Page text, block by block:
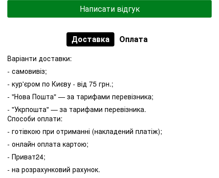
Написати відгук
Доставка Оплата
Варіанти доставки:
- самовивіз;
- кур'єром по Києву - від 75 грн.;
- "Нова Пошта" — за тарифами перевізника;
- "Укрпошта" — за тарифами перевізника.
Способи оплати:
- готівкою при отриманні (накладений платіж);
- онлайн оплата картою;
- Приват24;
- на розрахунковий рахунок.